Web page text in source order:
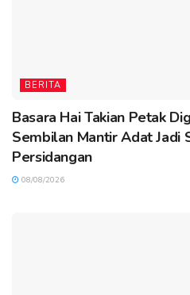
BERITA
Basara Hai Takian Petak
Sembilan Mantir Adat Jadi
Persidangan
08/08/2026